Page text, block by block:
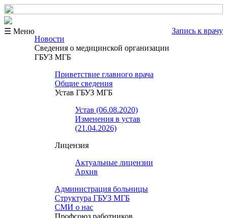
☰ Меню
Запись к врачу
Новости
Сведения о медицинской организации
ГБУЗ МГБ
Приветствие главного врача
Общие сведения
Устав ГБУЗ МГБ
Устав (06.08.2020)
Изменения в устав
(21.04.2026)
Лицензия
Актуальные лицензии
Архив
Администрация больницы
Структура ГБУЗ МГБ
СМИ о нас
Профсоюз работников